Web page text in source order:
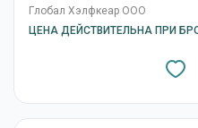
Глобал Хэлфкеар ООО
ЦЕНА ДЕЙСТВИТЕЛЬНА ПРИ